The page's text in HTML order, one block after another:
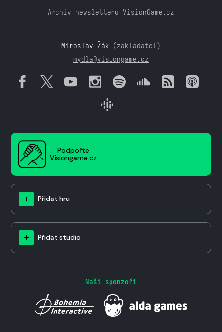
Archiv newsletteru VisionGame.cz
Miroslav Žák (zakladatel)
mydla@visiongame.cz
Podpořte
Visiongame.cz
Přidat hru
Přidat studio
Naši sponzoři